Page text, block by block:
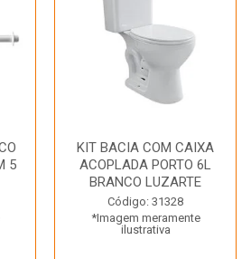
5
KIT BACIA COM CAIXA
ACOPLADA PORTO 6L
BRANCO LUZARTE
Código: 31328
*Imagem meramente
ilustrativa